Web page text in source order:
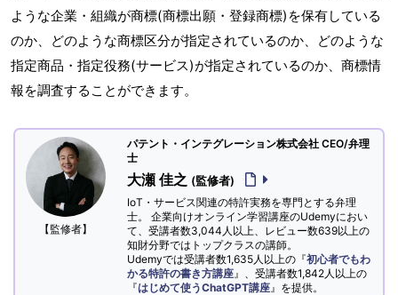
ような企業・組織が商標(商標出願・登録商標)を保有している
のか、どのような商標区分が指定されているのか、どのような
指定商品・指定役務(サービス)が指定されているのか、商標情
報を調査することができます。
【監修者】
パテント・インテグレーション株式会社 CEO/弁理
士
大瀬 佳之 (監修者)
IoT・サービス関連の特許実務を専門とする弁理
士。 企業向けオンライン学習講座のUdemyにおい
て、受講者数3,044人以上、レビュー数639以上の
知財分野ではトップクラスの講師。
Udemyでは受講者数1,635人以上の『初心者でもわ
かる特許の書き方講座 』、受講者数1,842人以上の
『はじめて使うChatGPT講座 』を提供。